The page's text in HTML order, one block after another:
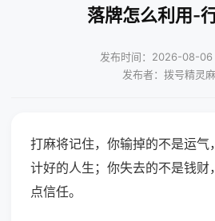
落牌怎么利用-
发布时间：2026-08-06
发布者：拨号精灵
打麻将记住，你输掉的不是运气
计好的人生；你失去的不是钱财
点信任。